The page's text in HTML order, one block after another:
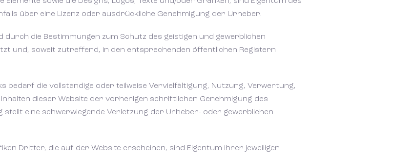
über eine Lizenz oder ausdrückliche Genehmigung der Urheber.
durch die Bestimmungen zum Schutz des geistigen und gewerblichen
und, soweit zutreffend, in den entsprechenden öffentlichen Registern
bedarf die vollständige oder teilweise Vervielfältigung, Nutzung, Verwertung,
dieser Website der vorherigen schriftlichen Genehmigung des
eine schwerwiegende Verletzung der Urheber- oder gewerblichen
Dritter, die auf der Website erscheinen, sind Eigentum ihrer jeweiligen